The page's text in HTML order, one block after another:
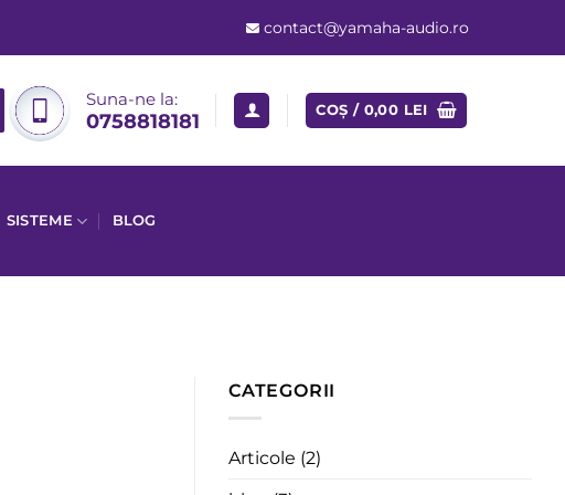
contact@yamaha-audio.ro
Suna-ne la:
0758818181 COȘ / 0,00 LEI
SISTEME BLOG
CATEGORII
Articole (2)